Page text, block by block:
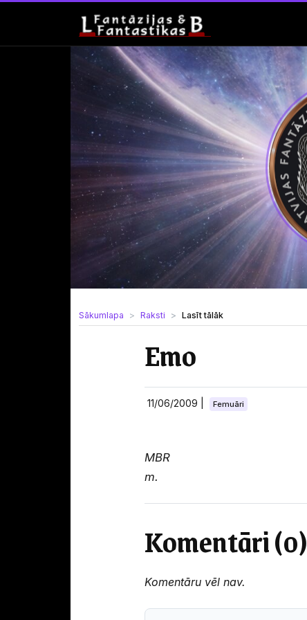
Sākumlapa Raksti Lasīt tālāk
Emo
11/06/2009 Femuāri
MBR
m.
Komentāri (0)
Komentāru vēl nav.